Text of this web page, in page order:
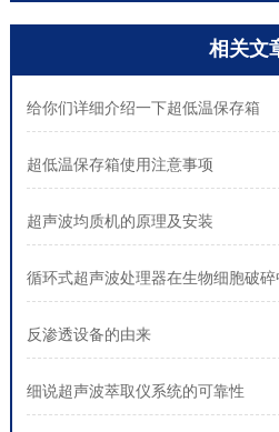
相关文
给你们详细介绍一下超低温保存箱
超低温保存箱使用注意事项
超声波均质机的原理及安装
循环式超声波处理器在生物细胞破
反渗透设备的由来
细说超声波萃取仪系统的可靠性